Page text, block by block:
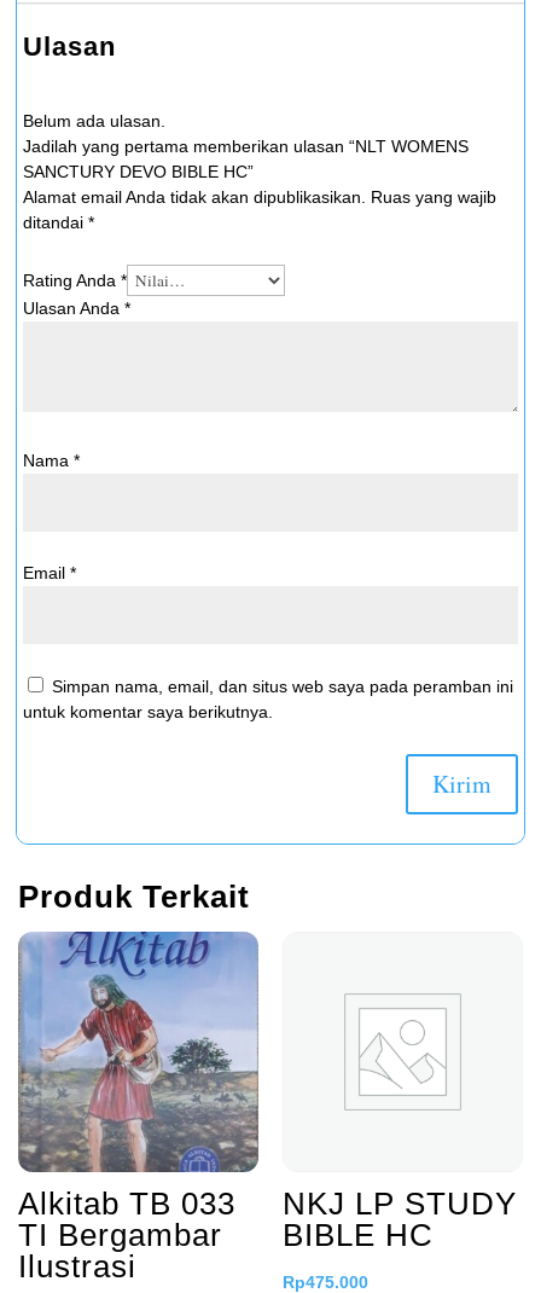
Ulasan
Belum ada ulasan.
Jadilah yang pertama memberikan ulasan “NLT WOMENS
SANCTURY DEVO BIBLE HC”
Alamat email Anda tidak akan dipublikasikan.
Ruas yang wajib
ditandai *
Rating Anda *
Ulasan Anda *
Nama *
Email *
Simpan nama, email, dan situs web saya pada peramban ini
untuk komentar saya berikutnya.
Produk Terkait
Alkitab TB 033
TI Bergambar
Ilustrasi
NKJ LP STUDY
BIBLE HC
Rp475.000